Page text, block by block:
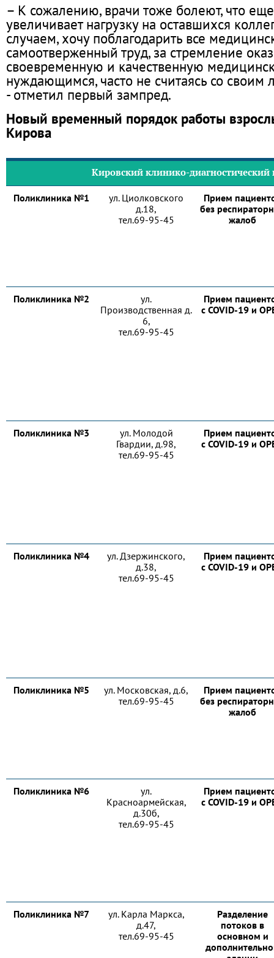
– К сожалению, врачи тоже болеют, что
увеличивает нагрузку на оставшихся
случаем, хочу поблагодарить все
самоотверженный труд, за стремление
своевременную и качественную
нуждающимся, часто не считаясь со
- отметил первый зампред.
Новый временный порядок работы
Кирова
Кировский клинико-диагностический
Поликлиника №1
ул. Циолковского
д.18,
тел.69-95-45
Прием
без
жалоб
Поликлиника №2
ул.
Производственная д.
6,
тел.69-95-45
Прием
с COVID-19 и
Поликлиника №3
ул. Молодой
Гвардии, д.98,
тел.69-95-45
Прием
с COVID-19 и
Поликлиника №4
ул. Дзержинского,
д.38,
тел.69-95-45
Прием
с COVID-19 и
Поликлиника №5
ул. Московская, д.6,
тел.69-95-45
Прием
без
жалоб
Поликлиника №6
ул.
Красноармейская,
д.30б,
тел.69-95-45
Прием
с COVID-19 и
Поликлиника №7
ул. Карла Маркса,
д.47,
тел.69-95-45
Разделение
потоков в
основном и